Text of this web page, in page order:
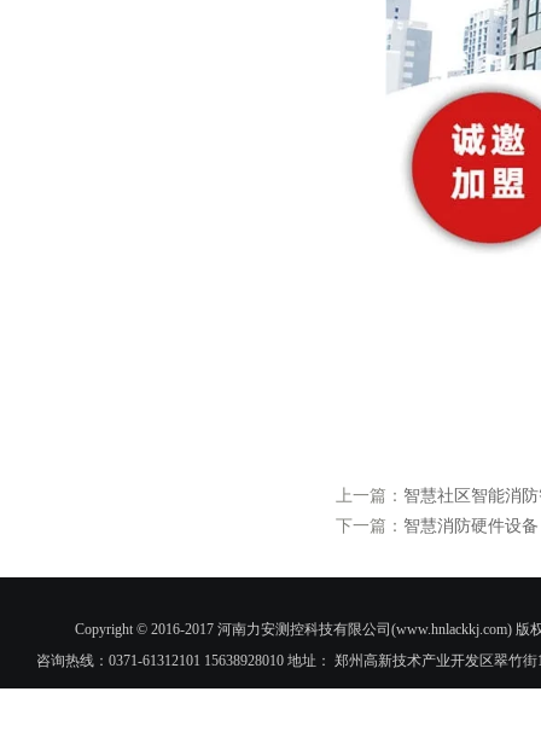
上一篇： 智慧社区智能消
下一篇： 智慧消防硬件设备
Copyright © 2016-2017 河南力安测控科技有限公司(www.hnlackkj.com)
咨询热线：0371-61312101 15638928010 地址： 郑州高新技术产业开发区翠竹